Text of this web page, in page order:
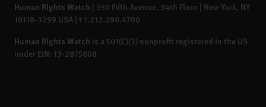
Human Rights Watch | 350 Fifth Avenue, 34th Floor | New York, NY
10118-3299 USA | t 1.212.290.4700
Human Rights Watch is a 501(C)(3) nonprofit registered in the US
under EIN: 13-2875808